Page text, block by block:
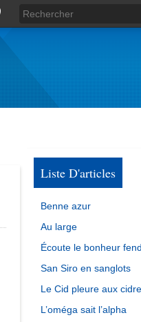
Liste D'articles
Benne azur
Au large
Écoute le bonheur
San Siro en sanglots
Le Cid pleure aux
L’oméga sait l’alpha